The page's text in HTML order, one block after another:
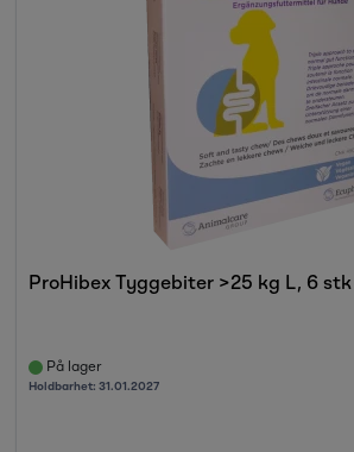
ProHibex Tyggebiter >25 kg L, 6 stk
På lager
Holdbarhet: 31.01.2027